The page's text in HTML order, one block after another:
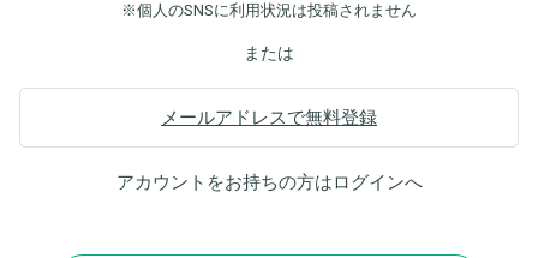
※個人のSNSに利用状況は投稿されません
または
メールアドレスで無料登録
アカウントをお持ちの方はログインへ